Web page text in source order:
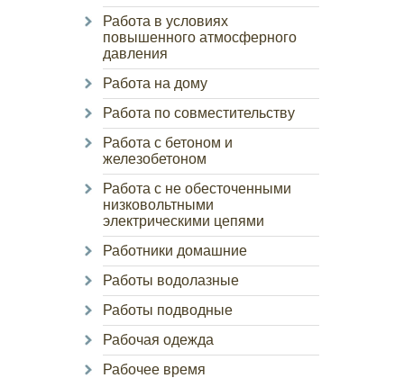
Работа в условиях
повышенного атмосферного
давления
Работа на дому
Работа по совместительству
Работа с бетоном и
железобетоном
Работа с не обесточенными
низковольтными
электрическими цепями
Работники домашние
Работы водолазные
Работы подводные
Рабочая одежда
Рабочее время